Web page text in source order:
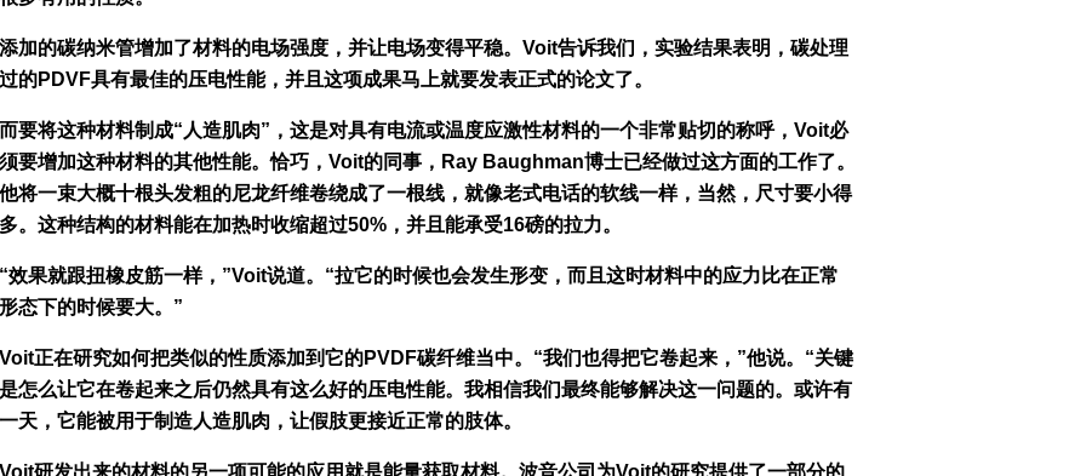
添加的碳纳米管增加了材料的电场强度，并让电场变得平稳。Voit告诉我们，实验结果表明，碳处理
过的PDVF具有最佳的压电性能，并且这项成果马上就要发表正式的论文了。
而要将这种材料制成“人造肌肉”，这是对具有电流或温度应激性材料的一个非常贴切的称呼，Voit必
须要增加这种材料的其他性能。恰巧，Voit的同事，Ray Baughman博士已经做过这方面的工作了。
他将一束大概十根头发粗的尼龙纤维卷绕成了一根线，就像老式电话的软线一样，当然，尺寸要小得
多。这种结构的材料能在加热时收缩超过50%，并且能承受16磅的拉力。
“效果就跟扭橡皮筋一样，”Voit说道。“拉它的时候也会发生形变，而且这时材料中的应力比在正常
形态下的时候要大。”
Voit正在研究如何把类似的性质添加到它的PVDF碳纤维当中。“我们也得把它卷起来，”他说。“关键
是怎么让它在卷起来之后仍然具有这么好的压电性能。我相信我们最终能够解决这一问题的。或许有
一天，它能被用于制造人造肌肉，让假肢更接近正常的肢体。
Voit研发出来的材料的另一项可能的应用就是能量获取材料。波音公司为Voit的研究提供了一部分的